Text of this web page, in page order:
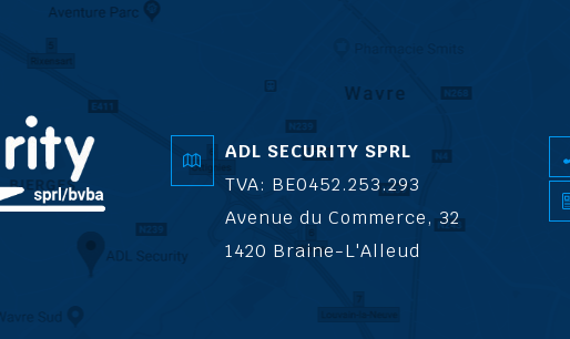
ADL SECURITY SPRL
TVA: BE0452.253.293
Avenue du Commerce, 32
1420 Braine-L'Alleud